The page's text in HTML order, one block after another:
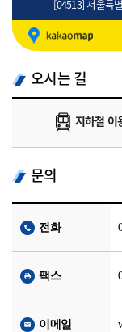
[04513] 서울특
오시는 길
지하철 이
문의
전화
팩스
이메일